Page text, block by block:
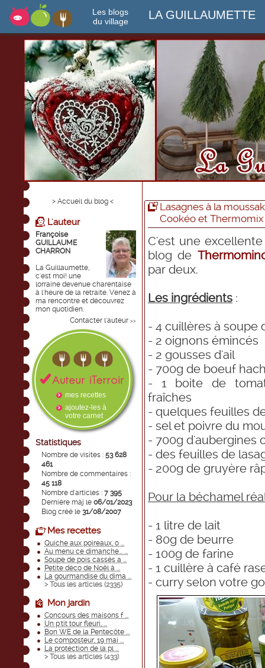
Les blogs
du village
LA GUILLAUMETTE
> Accueil du blog <
L'auteur
Françoise
GUILLAUME
CHARRON
La Guillaumette,
c'est moi! une
lorraine devenue charentaise
à l'heure de la retraite. Venez à
ma rencontre et découvrez
mon quotidien.
Contacter l'auteur >>
mes recettes
ajoutez-les à
votre carnet
Statistiques
Nombre de visites : 53 628
461
Nombre de commentaires :
45 118
Nombre d'articles : 7 395
Dernière màj le 06/01/2023
Blog créé le 31/08/2007
Mes recettes
Quiche aux poireaux, o ...
Au menu ce dimanche... ...
Soupe de pois cassés a ...
Petite déco de Noël à ...
La gourmandise du dima ...
> Tous les articles (2335)
Mon jardin
Concours des maisons f ...
Un p'tit tour fleuri, ...
Bon WE de la Pentecôte ...
Le composteur, 19 mai ...
La protection de la pl ...
> Tous les articles (433)
Lasagnes à la
Cookéo et Thermomix
C'est une
blog de
par deux.
Les ingrédients :
- 4 cuillères à soupe
- 2 oignons émincés
- 2 gousses d'ail
- 700g de boeuf
- 1 boite de
fraîches
- quelques feuilles
- sel et poivre du
- 700g d'aubergines
- des feuilles de
- 200g de gruyère
Pour la béchamel
- 1 litre de lait
- 80g de beurre
- 100g de farine
- 1 cuillère à café
- curry selon votre